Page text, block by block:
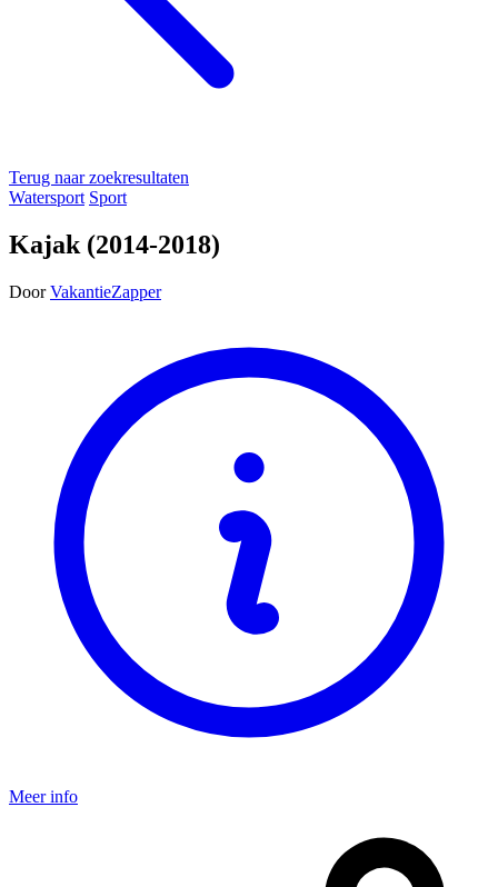
Terug naar zoekresultaten
Watersport Sport
Kajak (2014-2018)
Door VakantieZapper
Meer info